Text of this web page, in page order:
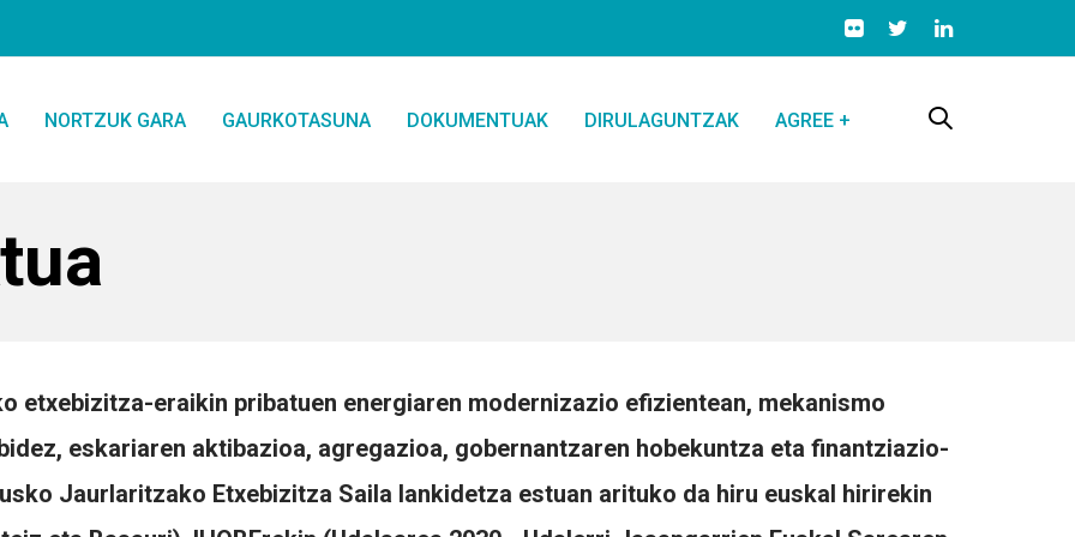
NORTZUK GARA GAURKOTASUNA DOKUMENTUAK DIRULAGUNTZAK AGREE +
etxebizitza-eraikin pribatuen energiaren modernizazio efizientean, mekanismo
eskariaren aktibazioa, agregazioa, gobernantzaren hobekuntza eta finantziazio-
Jaurlaritzako Etxebizitza Saila lankidetza estuan arituko da hiru euskal hirirekin